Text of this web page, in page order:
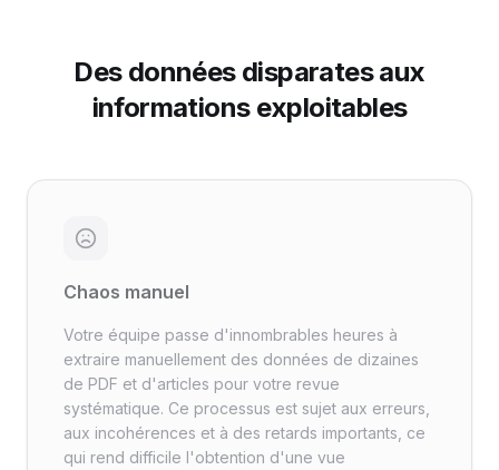
Des données disparates aux
informations exploitables
Chaos manuel
Votre équipe passe d'innombrables heures à
extraire manuellement des données de dizaines
de PDF et d'articles pour votre revue
systématique. Ce processus est sujet aux erreurs,
aux incohérences et à des retards importants, ce
qui rend difficile l'obtention d'une vue